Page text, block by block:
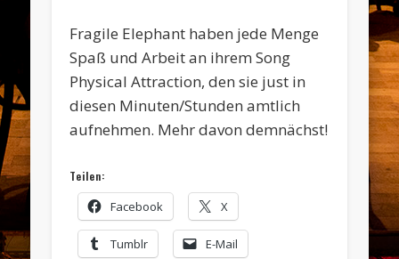
Fragile Elephant haben jede Menge
Spaß und Arbeit an ihrem Song
Physical Attraction, den sie just in
diesen Minuten/Stunden amtlich
aufnehmen. Mehr davon demnächst!
Teilen:
Facebook X
Tumblr E-Mail